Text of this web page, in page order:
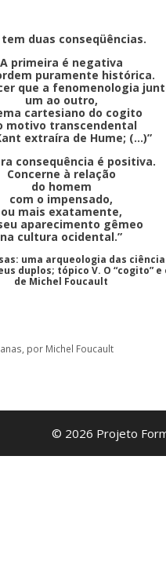
tem duas conseqüências.
A primeira é negativa
puramente histórica.
que a fenomenologia
um ao outro,
cartesiano do cogito
motivo transcendental
extraíra de Hume; (…)”
consequência é positiva.
Concerne à relação
do homem
com o impensado,
ou mais exatamente,
aparecimento gêmeo
na cultura ocidental.”
uma arqueologia das
duplos; tópico V. O “cogito”
de Michel Foucault
por Michel Foucault
© 2026 Projeto